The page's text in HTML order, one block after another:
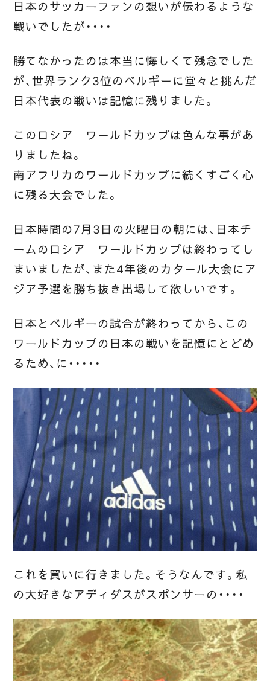
日本のサッカーファンの想いが伝わるような
戦いでしたが・・・・
勝てなかったのは本当に悔しくて残念でした
が、世界ランク3位のベルギーに堂々と挑んだ
日本代表の戦いは記憶に残りました。
このロシア ワールドカップは色んな事があ
りましたね。
南アフリカのワールドカップに続くすごく心
に残る大会でした。
日本時間の7月3日の火曜日の朝には、日本チ
ームのロシア ワールドカップは終わってし
まいましたが、また4年後のカタール大会にア
ジア予選を勝ち抜き出場して欲しいです。
日本とベルギーの試合が終わってから、この
ワールドカップの日本の戦いを記憶にとどめ
るため、に・・・・・
これを買いに行きました。そうなんです。私
の大好きなアディダスがスポンサーの・・・・